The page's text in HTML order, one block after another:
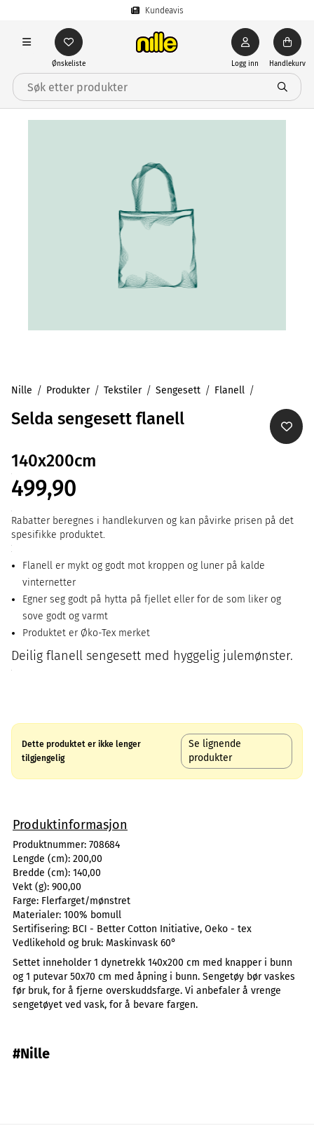
Kundeavis
Ønskeliste Logg inn Handlekurv
Nille Produkter Tekstiler Sengesett Flanell
Selda sengesett flanell
140x200cm
499,90
Rabatter beregnes i handlekurven og kan påvirke prisen på det
spesifikke produktet.
Flanell er mykt og godt mot kroppen og luner på kalde
vinternetter
Egner seg godt på hytta på fjellet eller for de som liker og
sove godt og varmt
Produktet er Øko-Tex merket
Deilig flanell sengesett med hyggelig julemønster.
Dette produktet er ikke lenger
tilgjengelig
Se lignende
produkter
Produktinformasjon
Produktnummer: 708684
Lengde (cm): 200,00
Bredde (cm): 140,00
Vekt (g): 900,00
Farge: Flerfarget/mønstret
Materialer: 100% bomull
Sertifisering: BCI - Better Cotton Initiative, Oeko - tex
Vedlikehold og bruk: Maskinvask 60°
Settet inneholder 1 dynetrekk 140x200 cm med knapper i bunn
og 1 putevar 50x70 cm med åpning i bunn. Sengetøy bør vaskes
før bruk, for å fjerne overskuddsfarge. Vi anbefaler å vrenge
sengetøyet ved vask, for å bevare fargen.
#Nille